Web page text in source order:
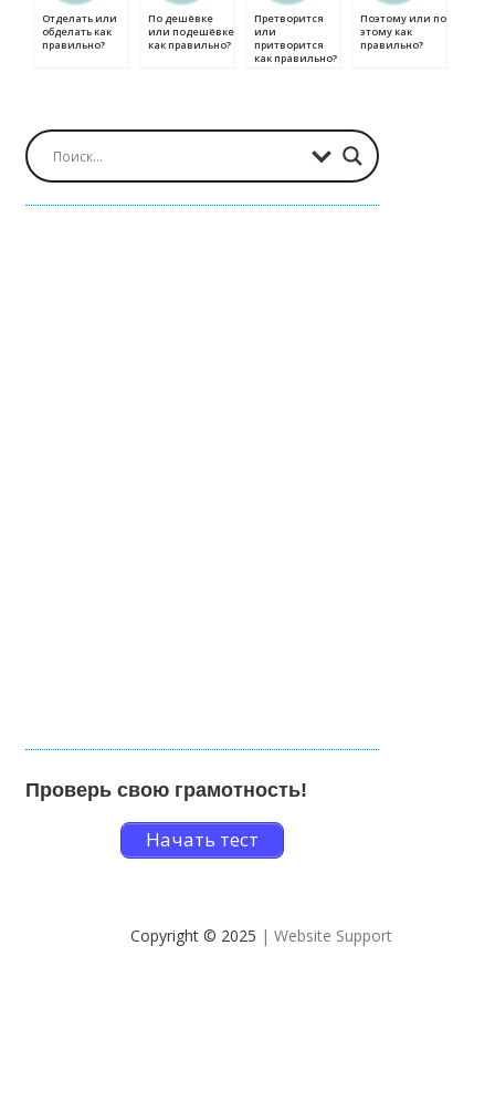
Отделать или
обделать как
правильно?
По дешёвке
или подешёвке
как правильно?
Претворится
или
притворится
как правильно?
Поэтому или по
этому как
правильно?
Проверь свою грамотность!
Начать тест
Copyright © 2025 | Website Support